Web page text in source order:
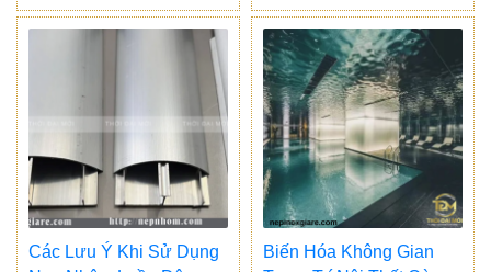
Các Lưu Ý Khi Sử Dụng
Biến Hóa Không Gian